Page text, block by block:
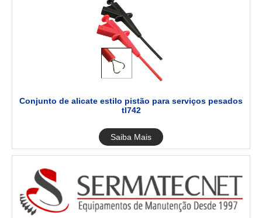
Conjunto de alicate estilo pistão para serviços pesados
tl742
Saiba Mais